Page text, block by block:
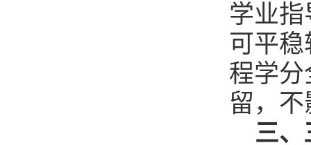
学业
可平
程学
留，
三